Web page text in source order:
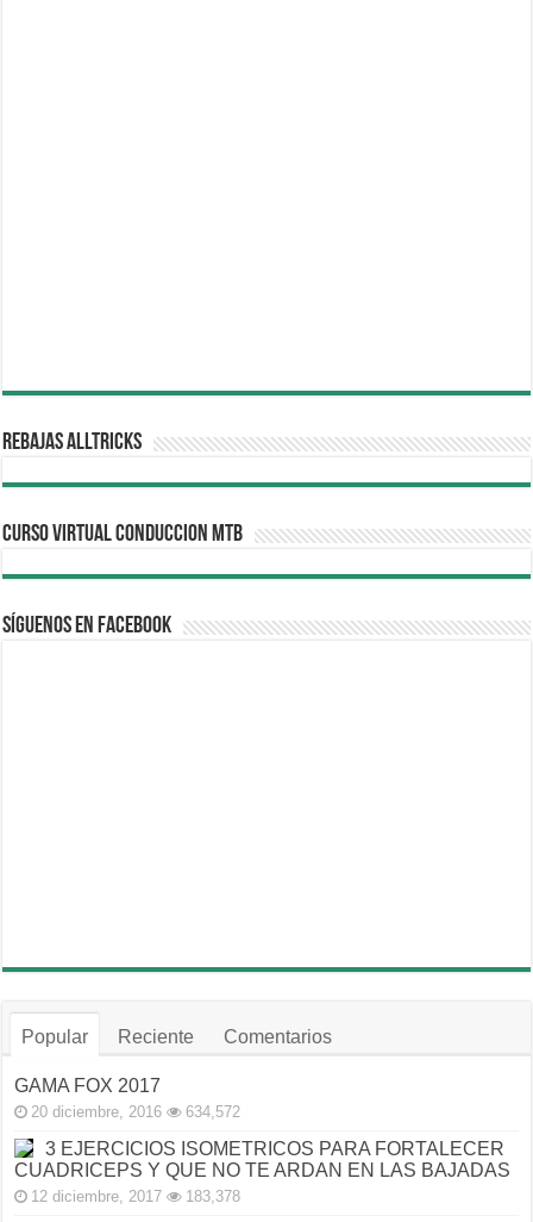
REBAJAS ALLTRICKS
CURSO VIRTUAL CONDUCCION MTB
Síguenos en Facebook
Popular Reciente Comentarios
GAMA FOX 2017
20 diciembre, 2016 634,572
3 EJERCICIOS ISOMETRICOS PARA FORTALECER
CUADRICEPS Y QUE NO TE ARDAN EN LAS BAJADAS
12 diciembre, 2017 183,378